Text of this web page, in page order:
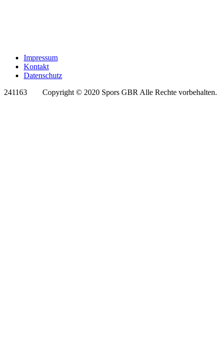
Impressum
Kontakt
Datenschutz
241163
Copyright © 2020 Spors GBR Alle Rechte vorbehalten.